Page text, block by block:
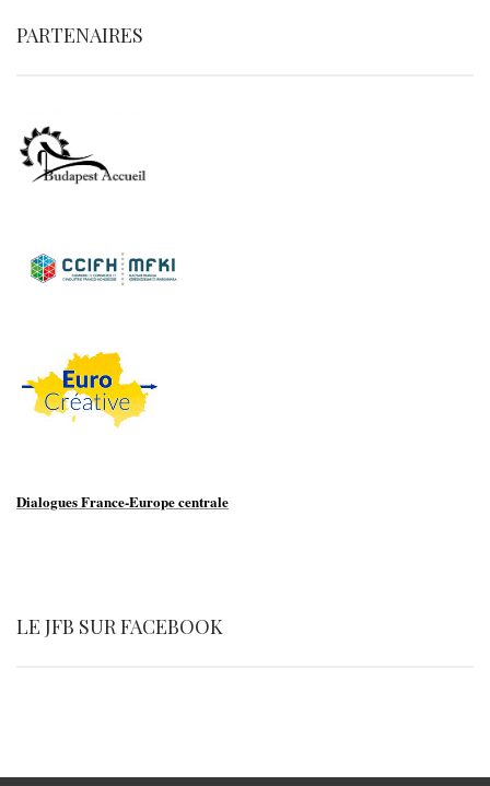
PARTENAIRES
Dialogues France-Europe centrale
LE JFB SUR FACEBOOK